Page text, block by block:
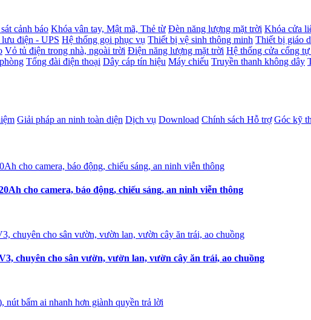
cảnh báo Khóa vân tay, Mật mã, Thẻ từ Đèn năng lượng mặt trời Khóa cửa
điện - UPS Hệ thống gọi phục vụ Thiết bị vệ sinh thông minh Thiết bị giáo
Vỏ tủ điện trong nhà, ngoài trời Điện năng lượng mặt trời Hệ thống cửa cổng
Tổng đài điện thoại Dây cáp tín hiệu Máy chiếu Truyền thanh không dây
Giải pháp an ninh toàn diện Dịch vụ Download Chính sách Hỗ trợ Góc kỹ
cho camera, báo động, chiếu sáng, an ninh viễn thông
chuyên cho sân vườn, vườn lan, vườn cây ăn trái, ao chuồng